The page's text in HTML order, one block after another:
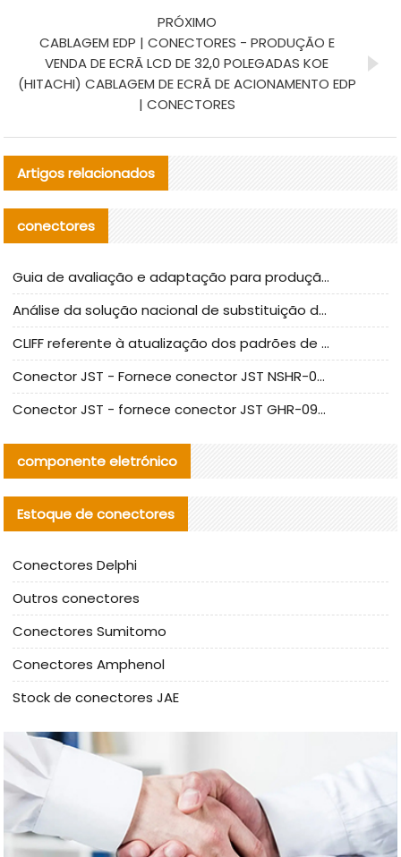
PRÓXIMO
CABLAGEM EDP | CONECTORES - PRODUÇÃO E
VENDA DE ECRÃ LCD DE 32,0 POLEGADAS KOE
(HITACHI) CABLAGEM DE ECRÃ DE ACIONAMENTO EDP
| CONECTORES
Artigos relacionados
conectores
Guia de avaliação e adaptação para produção em massa de componentes de cabos nacionais CNC Tech
Análise da solução nacional de substituição da linha de alta frequência I-PEX
CLIFF referente à atualização dos padrões de teste de conectores nacionais
Conector JST - Fornece conector JST NSHR-02V-S original | substituto
Conector JST - fornece conector JST GHR-09V-S autêntico | substituto
componente eletrónico
Estoque de conectores
Conectores Delphi
Outros conectores
Conectores Sumitomo
Conectores Amphenol
Stock de conectores JAE